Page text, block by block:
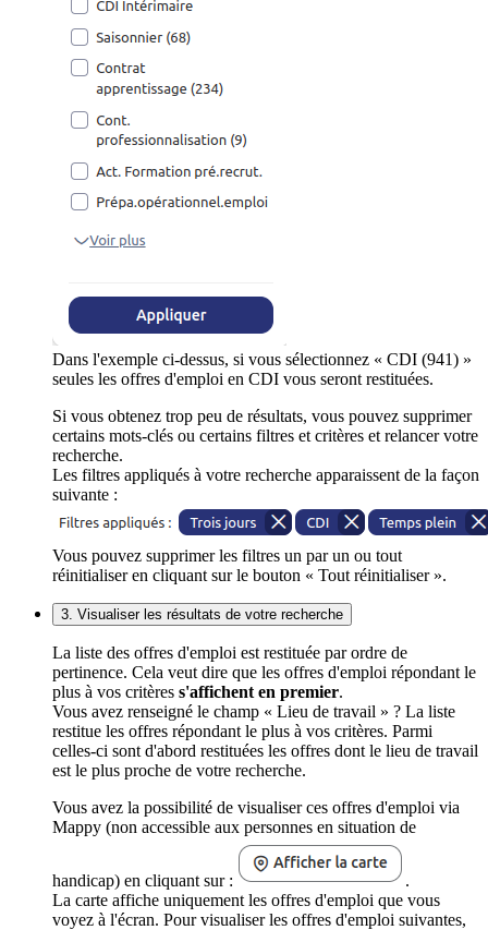
Dans l'exemple ci-dessus, si vous sélectionnez « CDI (941) »
seules les offres d'emploi en CDI vous seront restituées.
Si vous obtenez trop peu de résultats, vous pouvez supprimer
certains mots-clés ou certains filtres et critères et relancer votre
recherche.
Les filtres appliqués à votre recherche apparaissent de la façon
suivante :
Vous pouvez supprimer les filtres un par un ou tout
réinitialiser en cliquant sur le bouton « Tout réinitialiser ».
3. Visualiser les résultats de votre recherche
La liste des offres d'emploi est restituée par ordre de
pertinence. Cela veut dire que les offres d'emploi répondant le
plus à vos critères s'affichent en premier.
Vous avez renseigné le champ « Lieu de travail » ? La liste
restitue les offres répondant le plus à vos critères. Parmi
celles-ci sont d'abord restituées les offres dont le lieu de travail
est le plus proche de votre recherche.
Vous avez la possibilité de visualiser ces offres d'emploi via
Mappy (non accessible aux personnes en situation de
handicap) en cliquant sur :
.
La carte affiche uniquement les offres d'emploi que vous
voyez à l'écran. Pour visualiser les offres d'emploi suivantes,